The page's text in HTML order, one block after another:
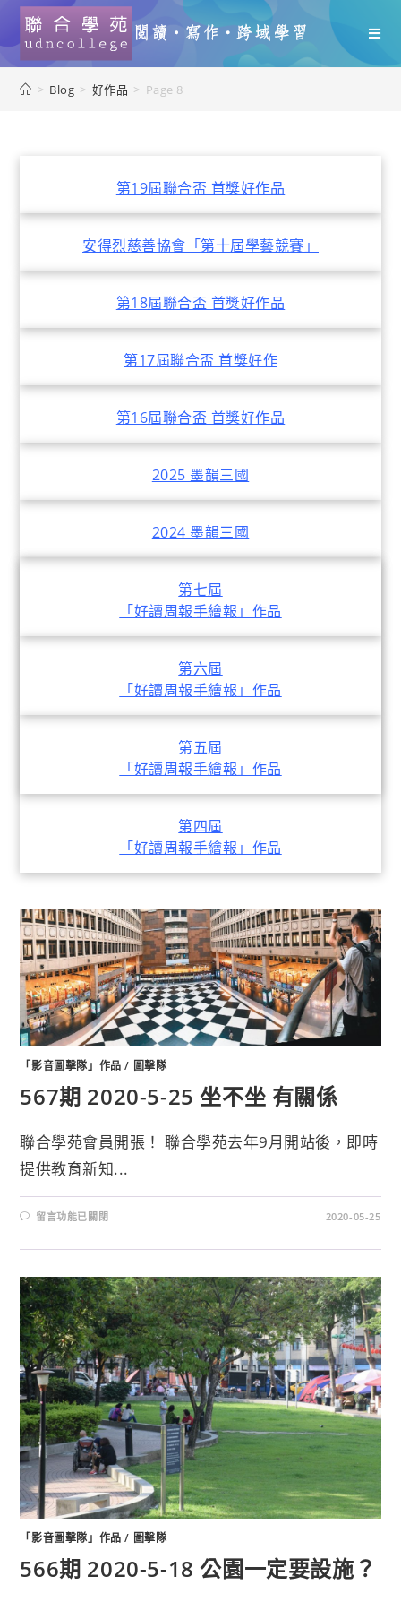
> Blog > 好作品 > Page 8
第19屆聯合盃 首獎好作品
安得烈慈善協會「第十屆學藝競賽」
第18屆聯合盃 首獎好作品
第17屆聯合盃 首獎好作
第16屆聯合盃 首獎好作品
2025 墨韻三國
2024 墨韻三國
第七屆
「好讀周報手繪報」作品
第六屆
「好讀周報手繪報」作品
第五屆
「好讀周報手繪報」作品
第四屆
「好讀周報手繪報」作品
「影音圖擊隊」作品 / 圖擊隊
567期 2020-5-25 坐不坐 有關係
聯合學苑會員開張！ 聯合學苑去年9月開站後，即時
提供教育新知...
留言功能已關閉 2020-05-25
「影音圖擊隊」作品 / 圖擊隊
566期 2020-5-18 公園一定要設施？